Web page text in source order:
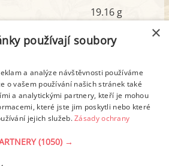
19.16 g
8.25 g
kyseliny
60.16 g
37.58 g
Detailní rozpis
×
používají soubory
a analýze návštěvnosti používáme
o vašem používání našich stránek také
a analytickými partnery, kteří je mohou
které jste jim poskytli nebo které
jejich služeb.Zásady ochrany
(1050) →